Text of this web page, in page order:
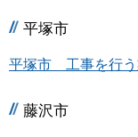
平塚市
平塚市 工事を行う
藤沢市